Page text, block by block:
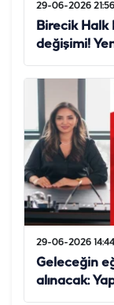
29-06-2026 21:56
Birecik Halk
değişimi!
29-06-2026 14:44
Geleceğin
alınacak: